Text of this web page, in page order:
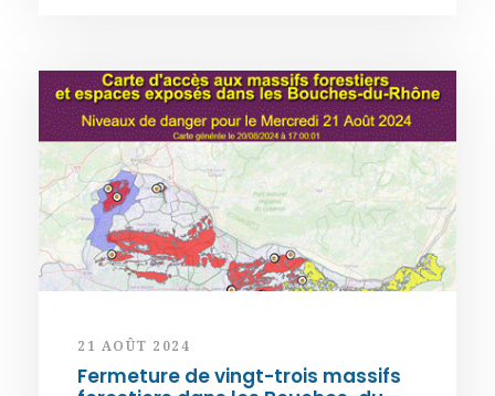
21 AOÛT 2024
Fermeture de vingt-trois massifs